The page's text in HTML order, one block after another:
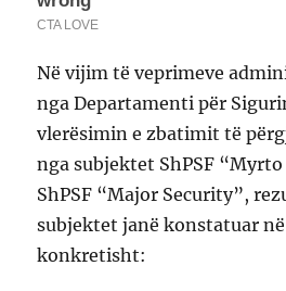
Në vijim të veprimeve
nga Departamenti për
vlerësimin e zbatimit të
nga subjektet ShPSF “Myrto
ShPSF “Major Security”,
subjektet janë konstatuar
konkretisht: